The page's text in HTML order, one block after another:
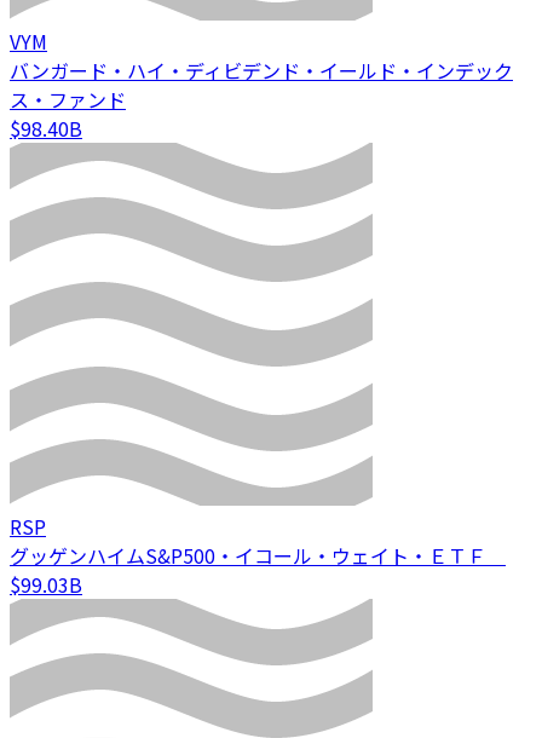
VYM
バンガード・ハイ・ディビデンド・イールド・インデック
ス・ファンド
$98.40B
RSP
グッゲンハイムS&P500・イコール・ウェイト・ＥＴＦ
$99.03B